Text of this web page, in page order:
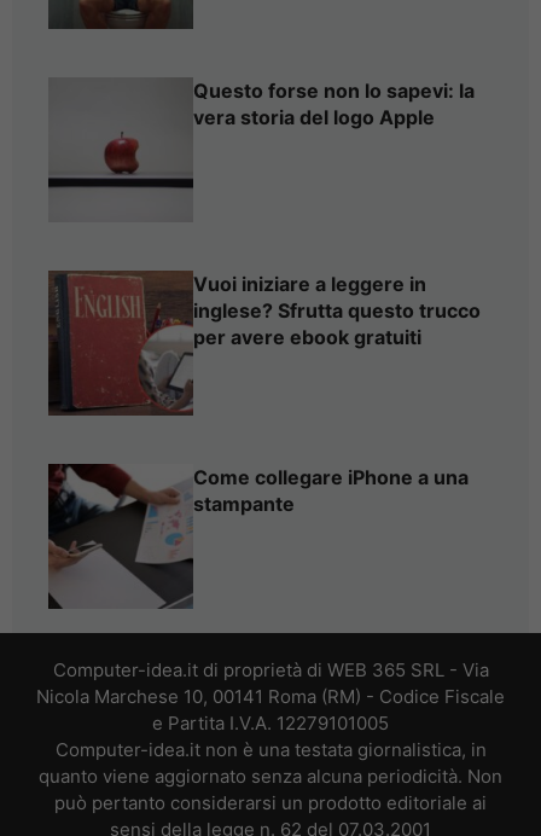
Questo forse non lo sapevi: la
vera storia del logo Apple
Vuoi iniziare a leggere in
inglese? Sfrutta questo trucco
per avere ebook gratuiti
Come collegare iPhone a una
stampante
Computer-idea.it di proprietà di WEB 365 SRL - Via
Nicola Marchese 10, 00141 Roma (RM) - Codice Fiscale
e Partita I.V.A. 12279101005
Computer-idea.it non è una testata giornalistica, in
quanto viene aggiornato senza alcuna periodicità. Non
può pertanto considerarsi un prodotto editoriale ai
sensi della legge n. 62 del 07.03.2001